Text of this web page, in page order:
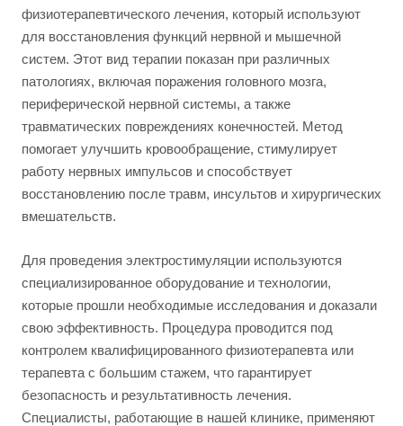
физиотерапевтического лечения, который используют
для восстановления функций нервной и мышечной
систем. Этот вид терапии показан при различных
патологиях, включая поражения головного мозга,
периферической нервной системы, а также
травматических повреждениях конечностей. Метод
помогает улучшить кровообращение, стимулирует
работу нервных импульсов и способствует
восстановлению после травм, инсультов и хирургических
вмешательств.
Для проведения электростимуляции используются
специализированное оборудование и технологии,
которые прошли необходимые исследования и доказали
свою эффективность. Процедура проводится под
контролем квалифицированного физиотерапевта или
терапевта с большим стажем, что гарантирует
безопасность и результативность лечения.
Специалисты, работающие в нашей клинике, применяют